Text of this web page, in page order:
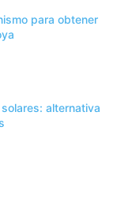
para obtener
alternativa